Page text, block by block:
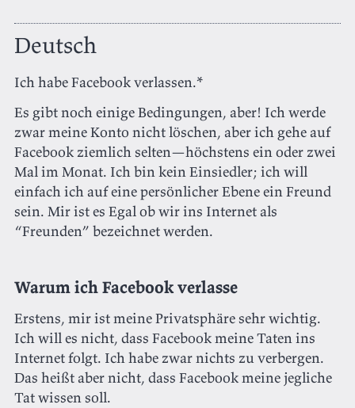
Deutsch
Ich habe Facebook verlassen.*
Es gibt noch einige Bedingungen, aber! Ich werde
zwar meine Konto nicht löschen, aber ich gehe auf
Facebook ziemlich selten—höchstens ein oder zwei
Mal im Monat. Ich bin kein Einsiedler; ich will
einfach ich auf eine persönlicher Ebene ein Freund
sein. Mir ist es Egal ob wir ins Internet als
“Freunden” bezeichnet werden.
Warum ich Facebook verlasse
Erstens, mir ist meine Privatsphäre sehr wichtig.
Ich will es nicht, dass Facebook meine Taten ins
Internet folgt. Ich habe zwar nichts zu verbergen.
Das heißt aber nicht, dass Facebook meine jegliche
Tat wissen soll.